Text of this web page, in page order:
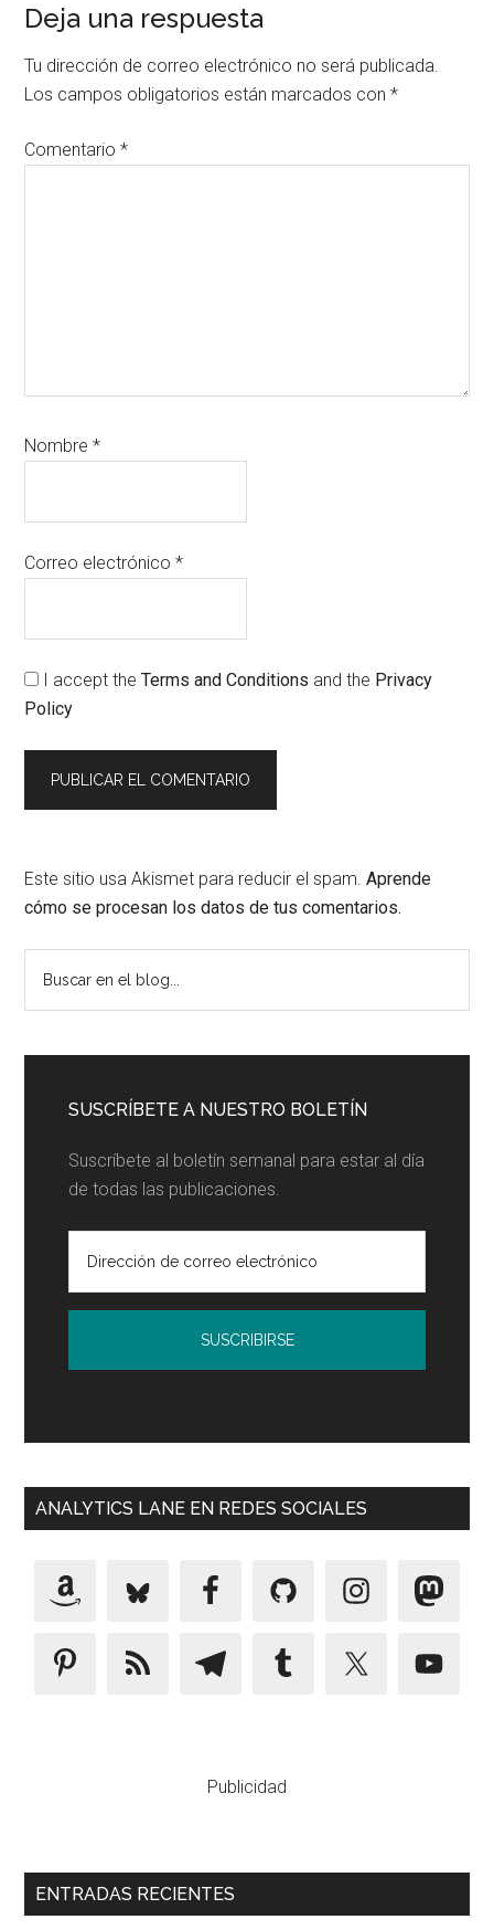
Interacciones
con
los
lectores
Deja una respuesta
Tu dirección de correo electrónico no será publicada.
Los campos obligatorios están marcados con*
Comentario*
Nombre*
Correo electrónico*
I accept theTerms and Conditions and the Privacy
Policy
Este sitio usa Akismet para reducir el spam.Aprende
cómo se procesan los datos de tus comentarios.
Barra
lateral
principal
SUSCRÍBETE A NUESTRO BOLETÍN
Suscríbete al boletín semanal para estar al día
de todas las publicaciones.
ANALYTICS LANE EN REDES SOCIALES
Publicidad
ENTRADAS RECIENTES